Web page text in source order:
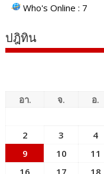
Who's Online : 7
ปฎิทิน
อา. จ. อ.
2
3 4
9
10 11
16
17 18